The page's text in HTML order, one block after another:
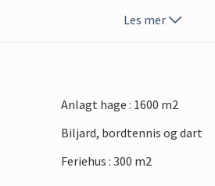
mange timer med Les mer
Anlagt hage : 1600 m2
Biljard, bordtennis og dart
Feriehus : 300 m2